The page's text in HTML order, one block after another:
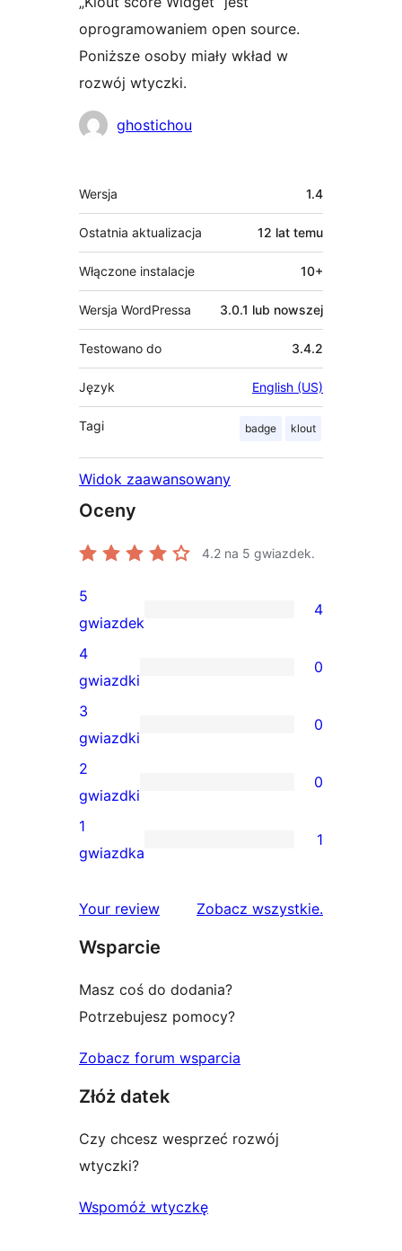
oprogramowaniem open source.
Poniższe osoby miały wkład w
rozwój wtyczki.
Zaangażowani
ghostichou
Meta
Wersja 1.4
Ostatnia aktualizacja 12 lat temu
Włączone instalacje 10+
Wersja WordPressa 3.0.1 lub nowszej
Testowano do 3.4.2
Język English (US)
Tagi badge klout
Widok zaawansowany
Oceny
4.2 na 5 gwiazdek.
4
recenzje
5-
gwiazdkowe
5
gwiazdek
4
0
recenzji
4-
gwiazdkowych
4
gwiazdki
0
0
recenzji
3-
gwiazdkowych
3
gwiazdki
0
0
recenzji
2-
2
gwiazdki
0
1
1-
1
gwiazdka
1
Your review Zobacz wszystkierecenzje
.
Wsparcie
Masz coś do dodania?
Potrzebujesz pomocy?
Zobacz forum wsparcia
Złóż datek
Czy chcesz wesprzeć rozwój
wtyczki?
Wspomóż wtyczkę